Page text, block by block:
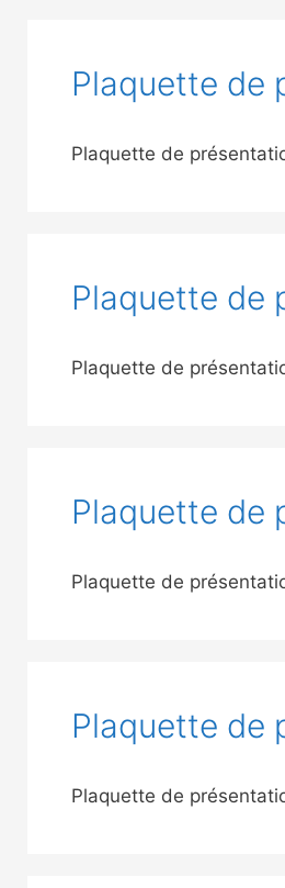
Plaquette de
Plaquette de
Plaquette de
Plaquette de
Plaquette de
Plaquette de
Plaquette de
Plaquette de